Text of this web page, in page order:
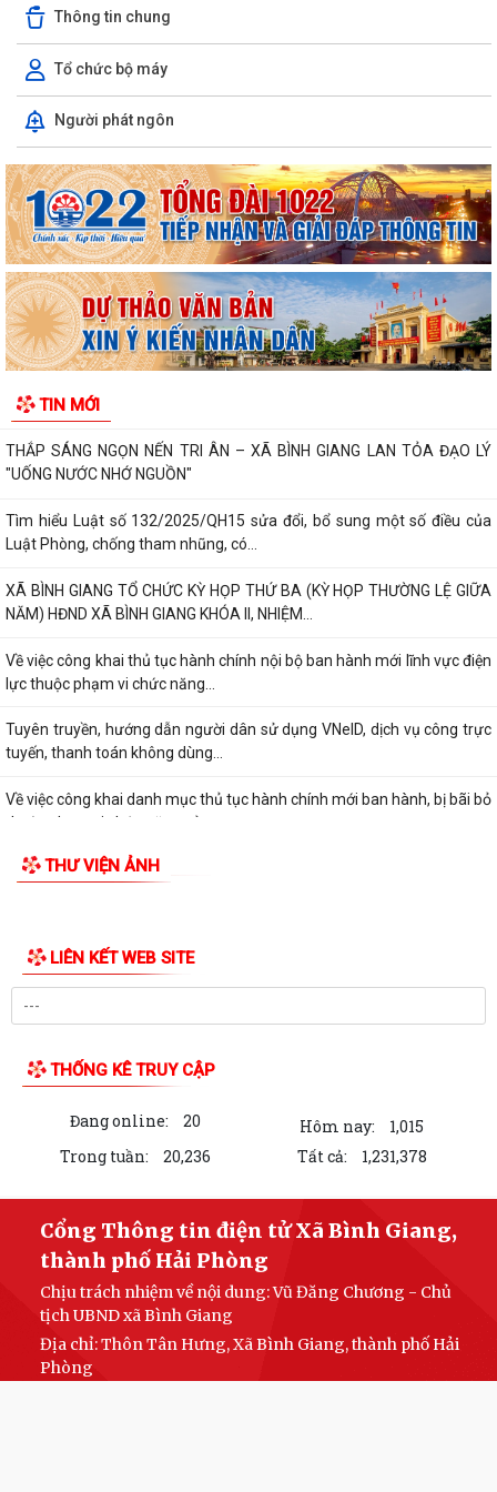
Thông tin chung
Tổ chức bộ máy
Người phát ngôn
TIN MỚI
Xã Bình Giang học tập nghị quyết Hôi nghị lần thứ ba Ban Chấp hành
Trung ương Đảng khóa XIV
phạm vi chức năng của Sở...
Về việc khai bố thủ tục hành chính nội bộ được sửa đổi, bổ sung thuộc
phạm vi, chức năng quản lý...
Quyết định Về việc kiện toàn Ban chỉ đạo áp dụng, duy trì, cải tiến và
công bố Hệ thống quản lý...
ĐỜI ĐỜI GHI NHỚ CÔNG ƠN CÁC ANH HÙNG LIỆT SĨ, THƯƠNG BINH,
BỆNH BINH VÀ NGƯỜI CÓ CÔNG VỚI CÁCH MẠNG
chức năng của Sở Nông nghiệp...
THẮP SÁNG NGỌN NẾN TRI ÂN – XÃ BÌNH GIANG LAN TỎA ĐẠO LÝ
"UỐNG NƯỚC NHỚ NGUỒN"
Tìm hiểu Luật số 132/2025/QH15 sửa đổi, bổ sung một số điều của
Luật Phòng, chống tham nhũng, có...
XÃ BÌNH GIANG TỔ CHỨC KỲ HỌP THỨ BA (KỲ HỌP THƯỜNG LỆ GIỮA
NĂM) HĐND XÃ BÌNH GIANG KHÓA II, NHIỆM...
Về việc công khai thủ tục hành chính nội bộ ban hành mới lĩnh vực điện
lực thuộc phạm vi chức năng...
Tuyên truyền, hướng dẫn người dân sử dụng VNeID, dịch vụ công trực
tuyến, thanh toán không dùng...
Về việc công khai danh mục thủ tục hành chính mới ban hành, bị bãi bỏ
thuộc phạm vi chức năng của...
Xã Bình Giang ra quân tổng dọn vệ sinh các Nghĩa trang Liệt sĩ trên địa
NGƯỜI CÓ CÔNG TIÊU BIỂU NHÂN DỊP KỶ NIỆM 79...
Quyết định Phê duyệt quy trình nội bộ giải quyết thủ tục hành chính
Về việc công khai thủ tục hành chính nội bộ ban hành mới lĩnh vực
Đồng chí Đỗ Mạnh Hiến – Phó Bí thư Thường trực Thành ủy Hải Phòng
khảo sát, làm việc tại xã Bình...
Bình dân học vụ số – Mỗi người dân hãy chủ động học tập để làm chủ
kỹ năng số
Xã Bình Giang Hướng về Ngày Thương binh - Liệt sĩ 27/7: Tri ân những
người đã cống hiến vì độc lập,...
Về việc công khai danh mục thủ tục hành chính bị bãi bỏ thuộc phạm vi
chức năng của Sở Nông nghiệp...
THƯ VIỆN ẢNH
LIÊN KẾT WEB SITE